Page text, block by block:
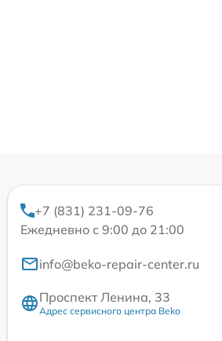
+7 (831) 231-09-76
Ежедневно с 9:00 до 21:00
info@beko-repair-center.ru
Проспект Ленина, 33
Адрес сервисного центра Beko